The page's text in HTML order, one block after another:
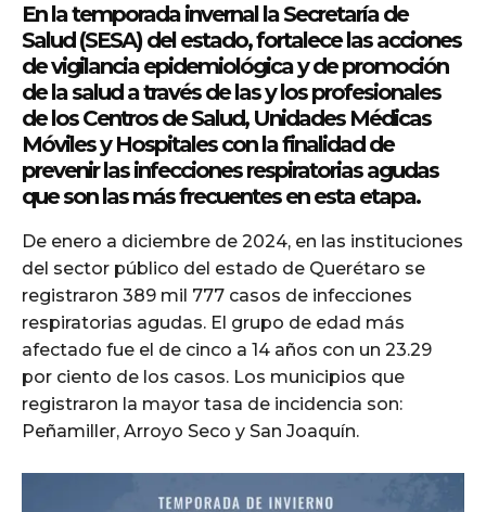
En la temporada invernal la Secretaría de
Salud (SESA) del estado, fortalece las acciones
de vigilancia epidemiológica y de promoción
de la salud a través de las y los profesionales
de los Centros de Salud, Unidades Médicas
Móviles y Hospitales con la finalidad de
prevenir las infecciones respiratorias agudas
que son las más frecuentes en esta etapa.
De enero a diciembre de 2024, en las instituciones
del sector público del estado de Querétaro se
registraron 389 mil 777 casos de infecciones
respiratorias agudas. El grupo de edad más
afectado fue el de cinco a 14 años con un 23.29
por ciento de los casos. Los municipios que
registraron la mayor tasa de incidencia son:
Peñamiller, Arroyo Seco y San Joaquín.